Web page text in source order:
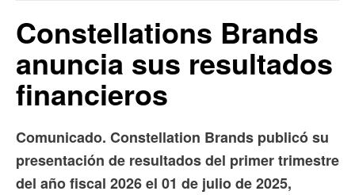
Constellations Brands
anuncia sus resultados
financieros
Comunicado. Constellation Brands publicó su
presentación de resultados del primer trimestre
del año fiscal 2026 el 01 de julio de 2025,